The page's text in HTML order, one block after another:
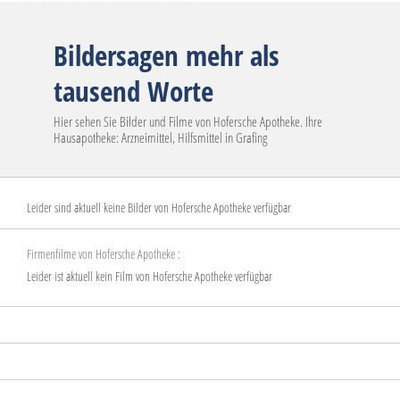
Bildersagen mehr als
tausend Worte
Hier sehen Sie Bilder und Filme von Hofersche Apotheke. Ihre
Hausapotheke: Arzneimittel, Hilfsmittel in Grafing
Leider sind aktuell keine Bilder von Hofersche Apotheke verfügbar
Firmenfilme von Hofersche Apotheke :
Leider ist aktuell kein Film von Hofersche Apotheke verfügbar